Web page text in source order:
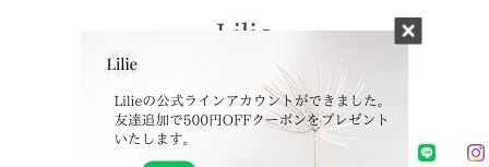
プライバシーポリシー 特定商取引法に基づく表記